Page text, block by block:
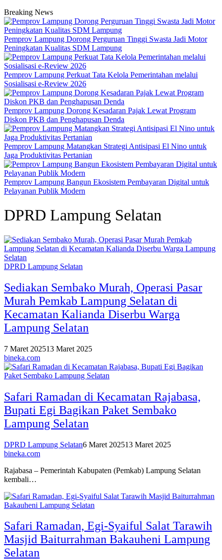
Breaking News
Pemprov Lampung Dorong Perguruan Tinggi Swasta Jadi Motor
Peningkatan Kualitas SDM Lampung
Pemprov Lampung Perkuat Tata Kelola Pemerintahan melalui
Sosialisasi e-Review 2026
Pemprov Lampung Dorong Kesadaran Pajak Lewat Program
Diskon PKB dan Penghapusan Denda
Pemprov Lampung Matangkan Strategi Antisipasi El Nino untuk
Jaga Produktivitas Pertanian
Pemprov Lampung Bangun Ekosistem Pembayaran Digital untuk
Pelayanan Publik Modern
DPRD Lampung Selatan
DPRD Lampung Selatan
Sediakan Sembako Murah, Operasi Pasar
Murah Pemkab Lampung Selatan di
Kecamatan Kalianda Diserbu Warga
Lampung Selatan
7 Maret 202513 Maret 2025
bineka.com
Safari Ramadan di Kecamatan Rajabasa,
Bupati Egi Bagikan Paket Sembako
Lampung Selatan
DPRD Lampung Selatan6 Maret 202513 Maret 2025
bineka.com
Rajabasa – Pemerintah Kabupaten (Pemkab) Lampung Selatan
kembali…
Safari Ramadan, Egi-Syaiful Salat Tarawih
Masjid Baiturrahman Bakauheni Lampung
Selatan